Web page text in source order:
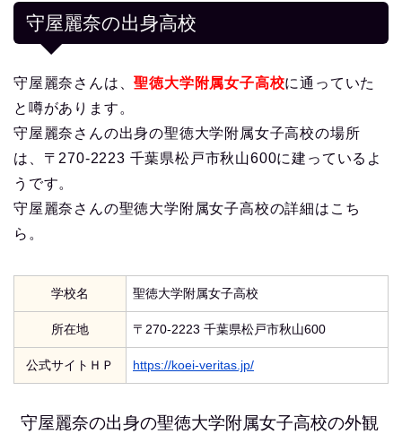
守屋麗奈の出身高校
守屋麗奈さんは、聖徳大学附属女子高校に通っていた
と噂があります。
守屋麗奈さんの出身の聖徳大学附属女子高校の場所
は、〒270-2223 千葉県松戸市秋山600に建っているよ
うです。
守屋麗奈さんの聖徳大学附属女子高校の詳細はこち
ら。
学校名 聖徳大学附属女子高校
所在地 〒270-2223 千葉県松戸市秋山600
公式サイトＨＰ https://koei-veritas.jp/
守屋麗奈の出身の聖徳大学附属女子高校の外観